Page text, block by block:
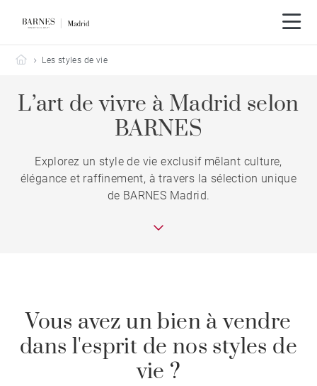
Barnes Madrid
Les styles de vie
L’art de vivre à Madrid selon
BARNES
Explorez un style de vie exclusif mêlant culture,
élégance et raffinement, à travers la sélection unique
de BARNES Madrid.
Vous avez un bien à vendre
dans l'esprit de nos styles de
vie ?